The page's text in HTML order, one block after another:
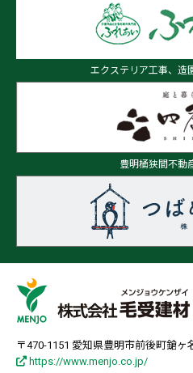
エクステリア工事、造
豊明桶狭間不動
〒470-1151 愛知県豊明市前後町鎗ヶ
https://www.menjo.co.jp/